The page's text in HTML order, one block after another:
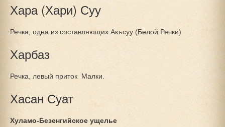
Хара (Хари) Суу
Речка, одна из составляющих Акъсуу (Белой Речки)
Харбаз
Речка, левый приток Малки.
Хасан Суат
Хуламо-Безенгийское ущелье